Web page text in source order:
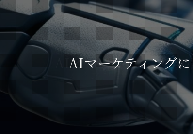
AIとマーケティング
AIマーケティング